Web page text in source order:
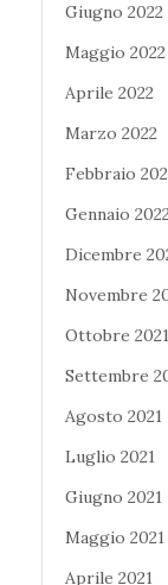
Giugno 2022
Maggio 2022
Aprile 2022
Marzo 2022
Febbraio
Gennaio 2022
Dicembre
Novembre
Ottobre 2021
Settembre
Agosto 2021
Luglio 2021
Giugno 2021
Maggio 2021
Aprile 2021